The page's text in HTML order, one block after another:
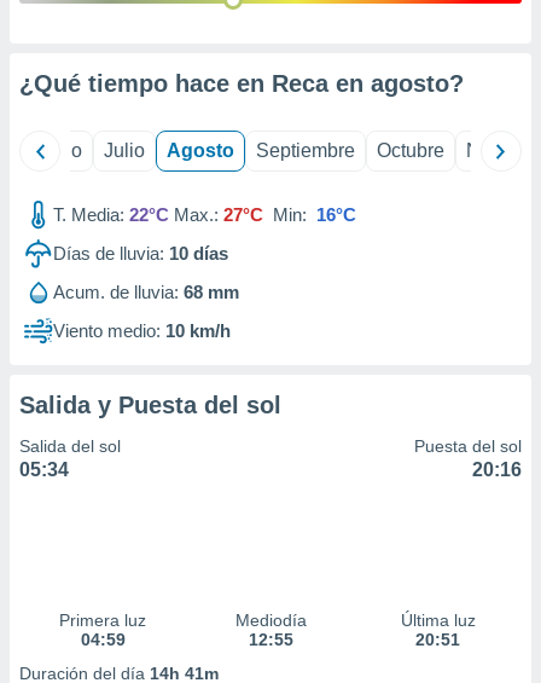
e
publicidad
publicidad
de
¿Qué tiempo hace en Reca en agosto?
Junio Julio Agosto Septiembre Octubre
T. Media: 22°C Max.: 27°C Min: 16°C
Días de lluvia: 10 días
Acum. de lluvia: 68 mm
Viento medio: 10 km/h
Salida y Puesta del sol
Salida del sol
05:34
Puesta del sol
20:16
Primera luz
04:59
Mediodía
12:55
Última luz
20:51
Duración del día 14h 41m